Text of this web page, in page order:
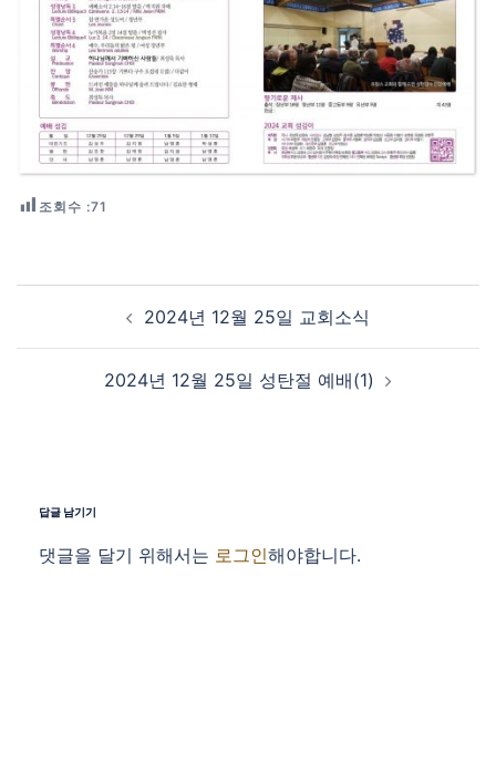
조회수 :71
Post navigation
2024년 12월 25일 교회소식
2024년 12월 25일 성탄절 예배(1)
답글 남기기
댓글을 달기 위해서는 로그인해야합니다.